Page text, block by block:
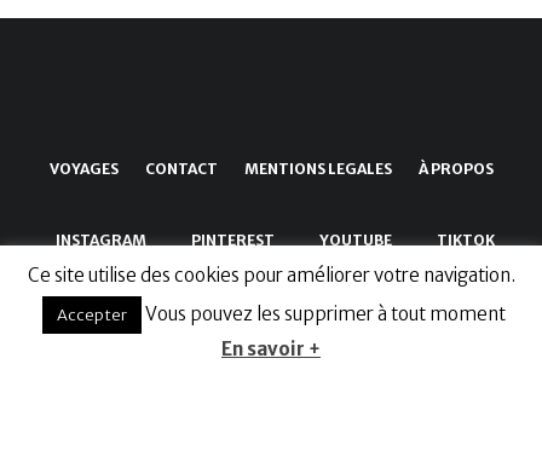
VOYAGES CONTACT MENTIONS LEGALES À PROPOS
INSTAGRAM PINTEREST YOUTUBE TIKTOK
Ce site utilise des cookies pour améliorer votre navigation.
Accepter
Vous pouvez les supprimer à tout moment
En savoir +